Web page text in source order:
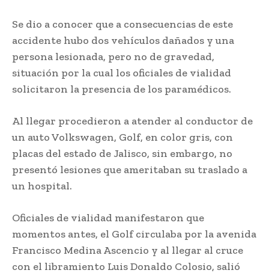
Se dio a conocer que a consecuencias de este
accidente hubo dos vehículos dañados y una
persona lesionada, pero no de gravedad,
situación por la cual los oficiales de vialidad
solicitaron la presencia de los paramédicos.
Al llegar procedieron a atender al conductor de
un auto Volkswagen, Golf, en color gris, con
placas del estado de Jalisco, sin embargo, no
presentó lesiones que ameritaban su traslado a
un hospital.
Oficiales de vialidad manifestaron que
momentos antes, el Golf circulaba por la avenida
Francisco Medina Ascencio y al llegar al cruce
con el libramiento Luis Donaldo Colosio, salió